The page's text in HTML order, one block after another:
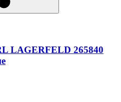
LAGERFELD 265840